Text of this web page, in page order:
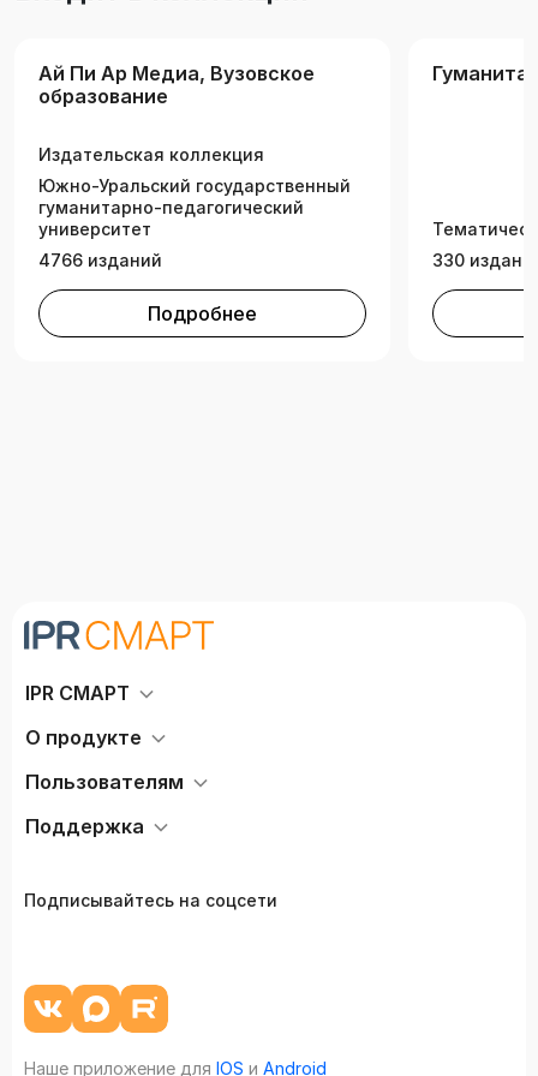
Ай Пи Ар Медиа, Вузовское
образование
Издательская коллекция
Южно-Уральский государственный
гуманитарно-педагогический
университет
4766 изданий
Подробнее
330
IPR СМАРТ
О продукте
Пользователям
Поддержка
Подписывайтесь на соцсети
Наше приложение для IOS и Android